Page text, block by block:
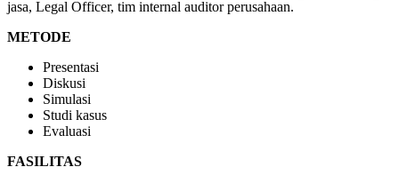
jasa, Legal Officer, tim internal auditor perusahaan.
METODE
Presentasi
Diskusi
Simulasi
Studi kasus
Evaluasi
FASILITAS